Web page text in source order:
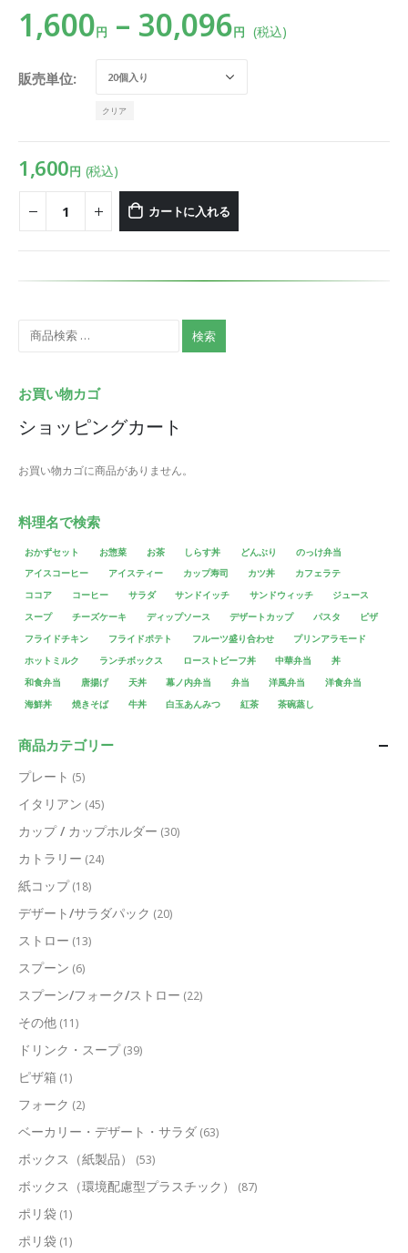
1,600円 – 30,096円 (税込)
販売単位
クリア
1,600円 (税込)
カートに入れる
検索
お買い物カゴ
ショッピングカート
お買い物カゴに商品がありません。
料理名で検索
おかずセット お惣菜 お茶 しらす丼 どんぶり
のっけ弁当
アイスコーヒー
アイスティー カップ寿司 カツ丼
カフェラテ
ココア
コーヒー サラダ サンドイッチ サンドウィッチ
ジュース
スープ
チーズケーキ ディップソース デザートカップ パスタ
ピザ
フライドチキン
フライドポテト フルーツ盛り合わせ
プリンアラモード
ホットミルク
ランチボックス ローストビーフ丼 中華弁当
丼
和食弁当
唐揚げ 天丼 幕ノ内弁当 弁当 洋風弁当
洋食弁当
海鮮丼
焼きそば 牛丼 白玉あんみつ 紅茶 茶碗蒸し
商品カテゴリー
プレート (5)
イタリアン (45)
カップ / カップホルダー (30)
カトラリー (24)
紙コップ (18)
デザート/サラダパック (20)
ストロー (13)
スプーン (6)
スプーン/フォーク/ストロー (22)
その他 (11)
ドリンク・スープ (39)
ピザ箱 (1)
フォーク (2)
ベーカリー・デザート・サラダ (63)
ボックス（紙製品） (53)
ボックス（環境配慮型プラスチック） (87)
ポリ袋 (1)
ポリ袋 (1)